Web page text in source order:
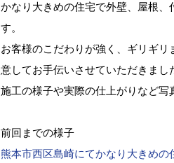
かなり大きめの住宅で外壁、屋根
す。
お客様のこだわりが強く、ギリギ
意してお手伝いさせていただきまし
施工の様子や実際の仕上がりなど写
前回までの様子
熊本市西区島崎にてかなり大きめ